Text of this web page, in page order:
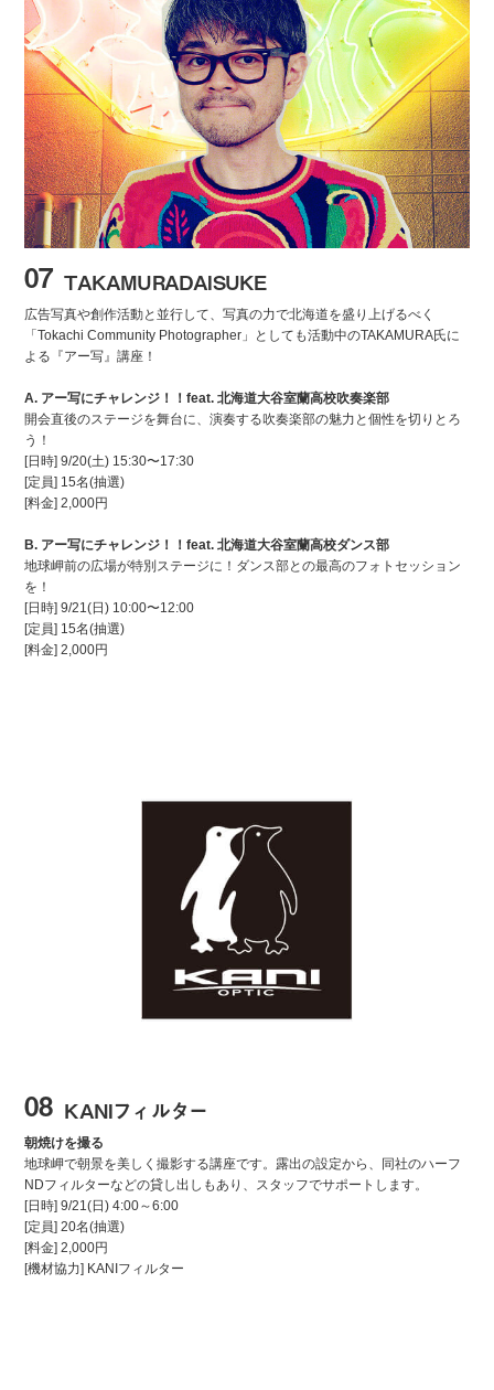
07 TAKAMURADAISUKE
広告写真や創作活動と並行して、写真の力で北海道を盛り上げるべく
「Tokachi Community Photographer」としても活動中のTAKAMURA氏に
よる『アー写』講座！
A. アー写にチャレンジ！！feat. 北海道大谷室蘭高校吹奏楽部
開会直後のステージを舞台に、演奏する吹奏楽部の魅力と個性を切りとろ
う！
[日時]9/20(土) 15:30〜17:30
[定員] 15名(抽選)
[料金] 2,000円
B. アー写にチャレンジ！！feat. 北海道大谷室蘭高校ダンス部
地球岬前の広場が特別ステージに！ダンス部との最高のフォトセッション
を！
[日時]9/21(日) 10:00〜12:00
[定員] 15名(抽選)
[料金] 2,000円
08 KANIフィルター
朝焼けを撮る
地球岬で朝景を美しく撮影する講座です。露出の設定から、同社のハーフ
NDフィルターなどの貸し出しもあり、スタッフでサポートします。
[日時]9/21(日)4:00～6:00
[定員] 20名(抽選)
[料金] 2,000円
[機材協力] KANIフィルター